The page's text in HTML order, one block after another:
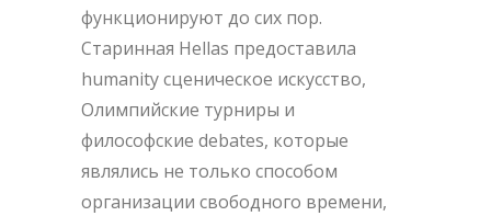
функционируют до сих пор.
Старинная Hellas предоставила
humanity сценическое искусство,
Олимпийские турниры и
философские debates, которые
являлись не только способом
организации свободного времени,